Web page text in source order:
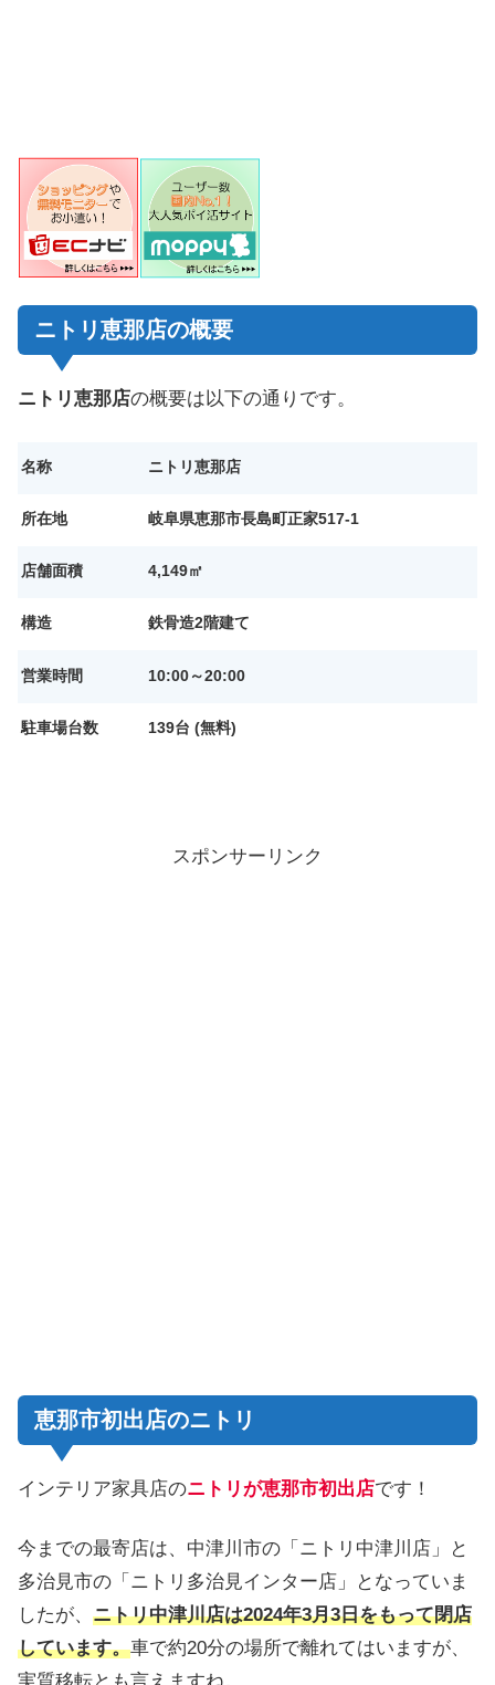
ニトリ恵那店の概要
ニトリ恵那店の概要は以下の通りです。
名称 ニトリ恵那店
所在地 岐阜県恵那市長島町正家517-1
店舗面積 4,149㎡
構造 鉄骨造2階建て
営業時間 10:00～20:00
駐車場台数 139台 (無料)
スポンサーリンク
恵那市初出店のニトリ
インテリア家具店のニトリが恵那市初出店です！
今までの最寄店は、中津川市の「ニトリ中津川店」と
多治見市の「ニトリ多治見インター店」となっていま
したが、 ニトリ中津川店は2024年3月3日をもって閉店
しています。車で約20分の場所で離れてはいますが、